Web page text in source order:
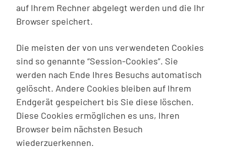
auf Ihrem Rechner abgelegt werden und die Ihr
Browser speichert.
Die meisten der von uns verwendeten Cookies
sind so genannte “Session-Cookies”. Sie
werden nach Ende Ihres Besuchs automatisch
gelöscht. Andere Cookies bleiben auf Ihrem
Endgerät gespeichert bis Sie diese löschen.
Diese Cookies ermöglichen es uns, Ihren
Browser beim nächsten Besuch
wiederzuerkennen.